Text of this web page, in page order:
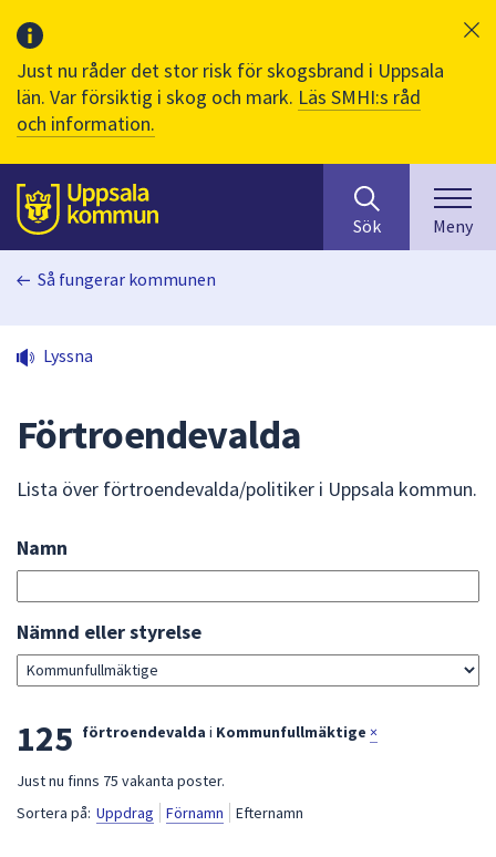
Just nu råder det stor risk för skogsbrand i Uppsala
län. Var försiktig i skog och mark. Läs SMHI:s råd
och information.
Till sidans
huvudinnehåll
efter
innehåll
på
sökförslag
under
fältet.
piltangenterna
för
navigera
Sök Meny
Så fungerar kommunen
Lyssna
Förtroendevalda
Lista över förtroendevalda/politiker i Uppsala kommun.
Sök
bland
förtroendevalda
Namn
Gå
direkt
till
Nämnd eller styrelse
L
i
s
125 förtroendevalda i Kommunfullmäktige ×
Just nu finns 75 vakanta poster.
Sortera på: Uppdrag Förnamn Efternamn